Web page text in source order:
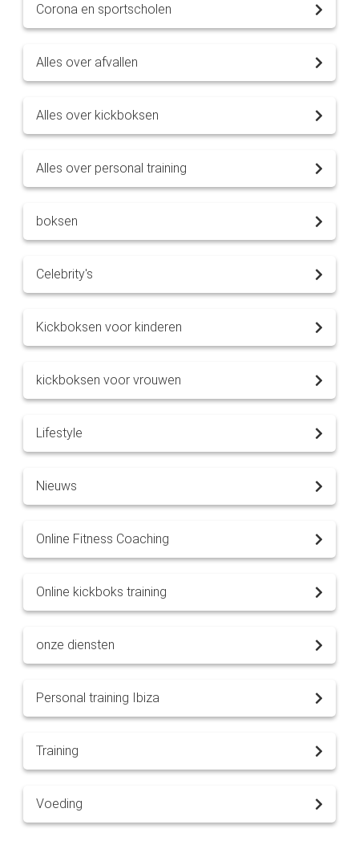
Corona en sportscholen
Alles over afvallen
Alles over kickboksen
Alles over personal training
boksen
Celebrity's
Kickboksen voor kinderen
kickboksen voor vrouwen
Lifestyle
Nieuws
Online Fitness Coaching
Online kickboks training
onze diensten
Personal training Ibiza
Training
Voeding